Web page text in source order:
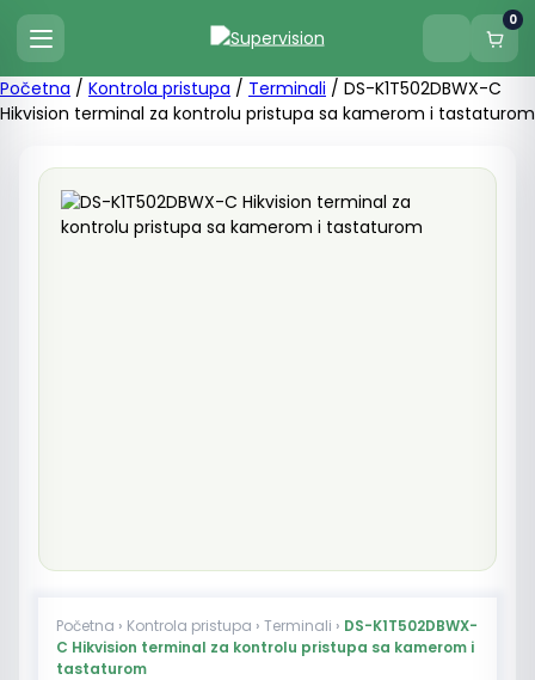
0
Početna / Kontrola pristupa / Terminali / DS-K1T502DBWX-C
Hikvision terminal za kontrolu pristupa sa kamerom i tastaturom
Početna › Kontrola pristupa › Terminali › DS-K1T502DBWX-
C Hikvision terminal za kontrolu pristupa sa kamerom i
tastaturom